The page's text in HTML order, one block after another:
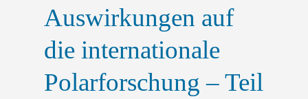
Auswirkungen auf
die internationale
Polarforschung – Teil